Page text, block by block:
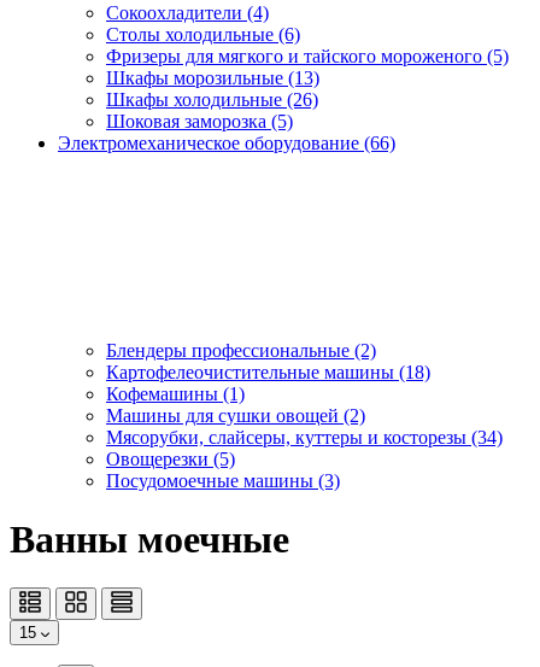
Сокоохладители (4)
Столы холодильные (6)
Фризеры для мягкого и тайского мороженого (5)
Шкафы морозильные (13)
Шкафы холодильные (26)
Шоковая заморозка (5)
Электромеханическое оборудование (66)
Блендеры профессиональные (2)
Картофелеочистительные машины (18)
Кофемашины (1)
Машины для сушки овощей (2)
Мясорубки, слайсеры, куттеры и косторезы (34)
Овощерезки (5)
Посудомоечные машины (3)
Ванны моечные
15